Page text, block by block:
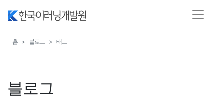
홈 블로그 태그
블로그